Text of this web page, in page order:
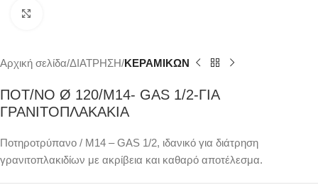
Αρχική σελίδα ΔΙΑΤΡΗΣΗ ΚΕΡΑΜΙΚΩΝ
ΠΟΤ/ΝΟ Ø 120/Μ14- GAS 1/2-ΓΙΑ
ΓΡΑΝΙΤΟΠΛΑΚΑΚΙΑ
Ποτηροτρύπανο / M14 – GAS 1/2, ιδανικό για διάτρηση
γρανιτοπλακιδίων με ακρίβεια και καθαρό αποτέλεσμα.